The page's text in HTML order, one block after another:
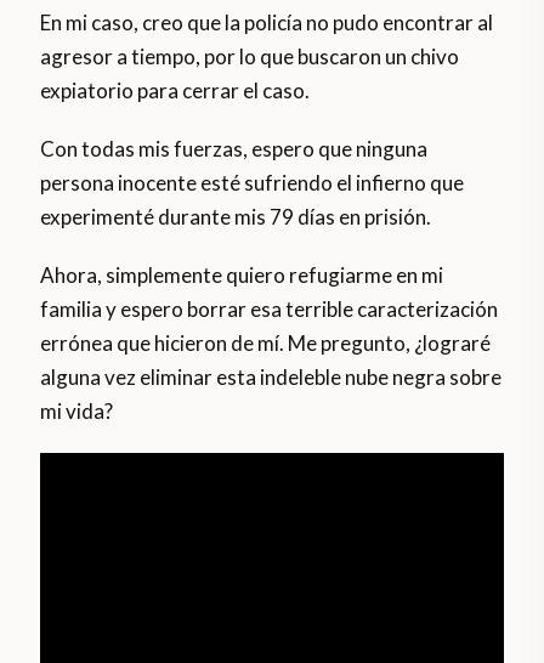
En mi caso, creo que la policía no pudo encontrar al
agresor a tiempo, por lo que buscaron un chivo
expiatorio para cerrar el caso.
Con todas mis fuerzas, espero que ninguna
persona inocente esté sufriendo el infierno que
experimenté durante mis 79 días en prisión.
Ahora, simplemente quiero refugiarme en mi
familia y espero borrar esa terrible caracterización
errónea que hicieron de mí. Me pregunto, ¿lograré
alguna vez eliminar esta indeleble nube negra sobre
mi vida?